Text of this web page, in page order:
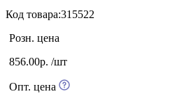
Код товара:315522
Розн. цена
856.00р. /шт
Опт. цена